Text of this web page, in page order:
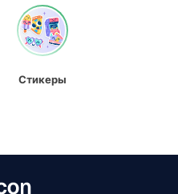
Стикеры